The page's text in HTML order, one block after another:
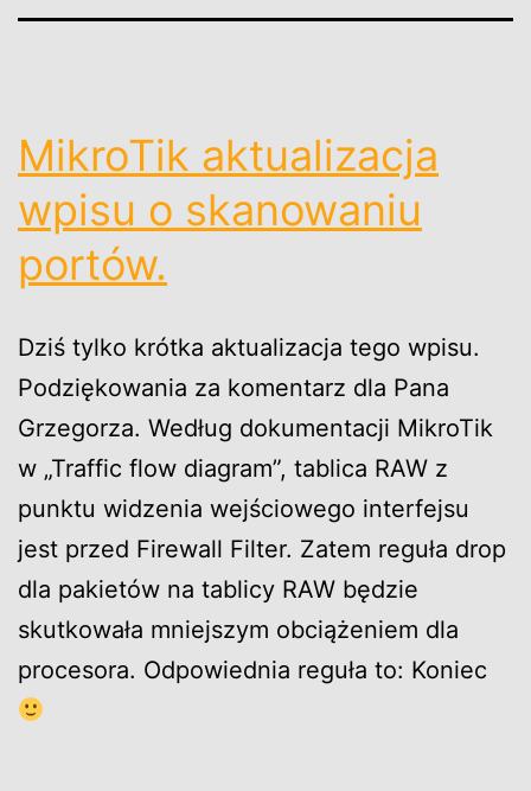
MikroTik aktualizacja
wpisu o skanowaniu
portów.
Dziś tylko krótka aktualizacja tego wpisu.
Podziękowania za komentarz dla Pana
Grzegorza. Według dokumentacji MikroTik
w „Traffic flow diagram”, tablica RAW z
punktu widzenia wejściowego interfejsu
jest przed Firewall Filter. Zatem reguła drop
dla pakietów na tablicy RAW będzie
skutkowała mniejszym obciążeniem dla
procesora. Odpowiednia reguła to: Koniec